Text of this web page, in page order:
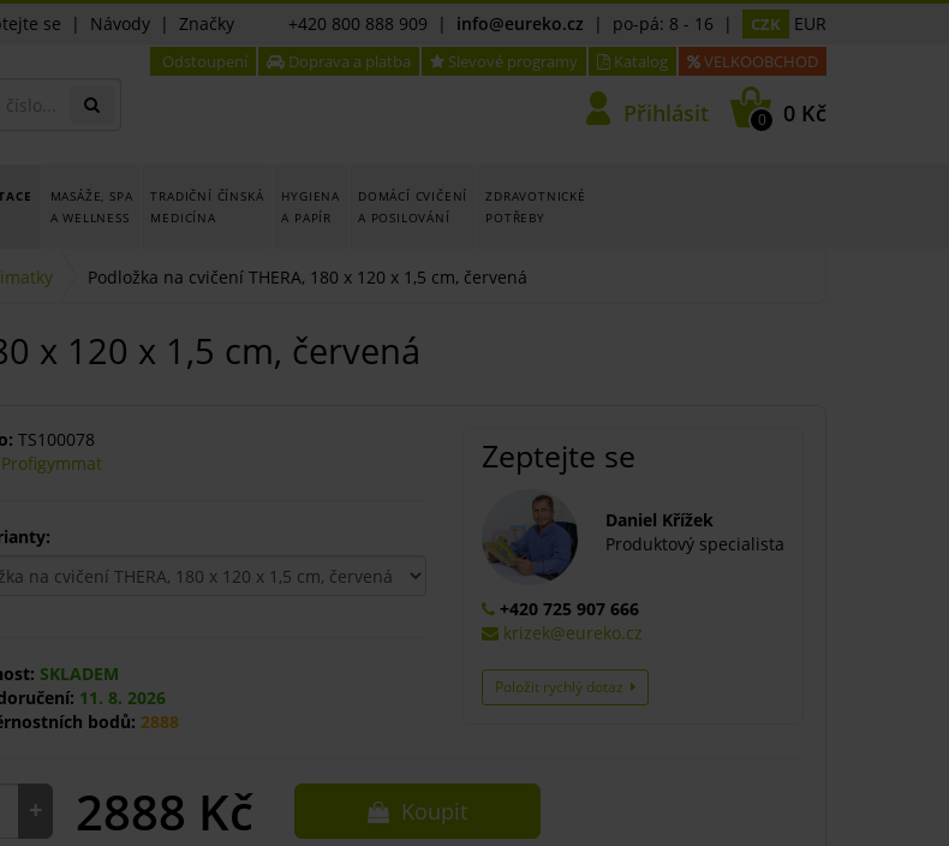
se | Návody | Značky +420 800 888 909 | info@eureko.cz | po-pá: 8 - 16 | CZK EUR
Odstoupení Doprava a platba Slevové programy Katalog VELKOOBCHOD
Přihlásit 0 0 Kč
MASÁŽE, SPA
A WELLNESS
TRADIČNÍ ČÍNSKÁ
MEDICÍNA
HYGIENA
A PAPÍR
DOMÁCÍ CVIČENÍ
A POSILOVÁNÍ
ZDRAVOTNICKÉ
POTŘEBY
Podložka na cvičení THERA, 180 x 120 x 1,5 cm, červená
x 120 x 1,5 cm, červená
TS100078
Profigymmat
SKLADEM
11. 8. 2026
bodů: 2888
Zeptejte se
Daniel Křížek
Produktový specialista
+420 725 907 666
krizek@eureko.cz
Položit rychlý dotaz
+ 2888 Kč Koupit